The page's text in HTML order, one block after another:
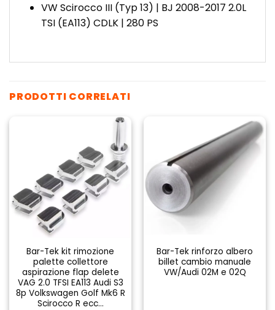
VW Scirocco III (Typ 13) | BJ 2008-2017 2.0L
TSI (EA113) CDLK | 280 PS
PRODOTTI CORRELATI
Bar-Tek kit rimozione
palette collettore
aspirazione flap delete
VAG 2.0 TFSI EA113 Audi S3
8p Volkswagen Golf Mk6 R
Scirocco R ecc…
Bar-Tek rinforzo albero
billet cambio manuale
VW/Audi 02M e 02Q